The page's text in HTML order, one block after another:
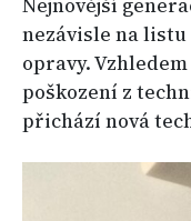
Nejnovější
nezávisle na
opravy.
poškození z
přichází nová